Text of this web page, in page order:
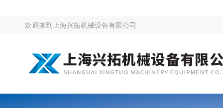
欢迎来到 上海兴拓机械设备有限公司